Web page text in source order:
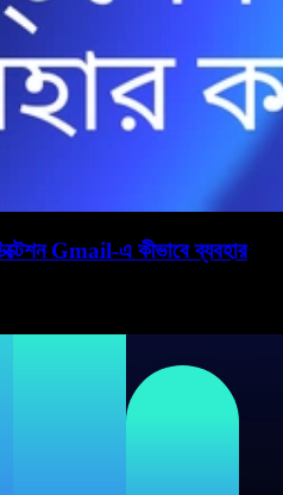
Gmail-এ কীভাবে ব্যবহার